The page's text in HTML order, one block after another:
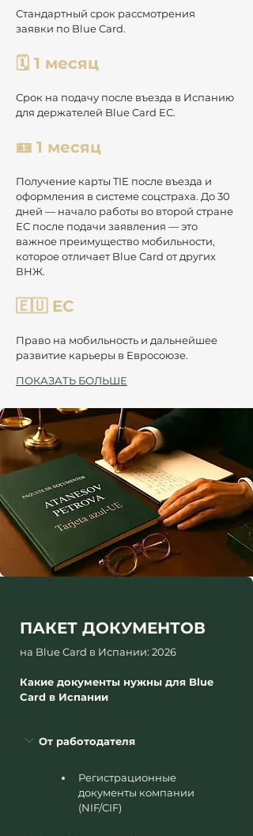
Стандартный срок рассмотрения
заявки по Blue Card.
🗓️ 1 месяц
Срок на подачу после въезда в Испанию
для держателей Blue Card ЕС.
🪪 1 месяц
Получение карты TIE после въезда и
оформления в системе соцстраха. До 30
дней — начало работы во второй стране
ЕС после подачи заявления — это
важное преимущество мобильности,
которое отличает Blue Card от других
ВНЖ.
🇪🇺 ЕС
Право на мобильность и дальнейшее
развитие карьеры в Евросоюзе.
ПОКАЗАТЬ БОЛЬШЕ
ПАКЕТ ДОКУМЕНТОВ
на Blue Card в Испании: 2026
Какие документы нужны для Blue
Card в Испании
От работодателя
Регистрационные
документы компании
(NIF/CIF)